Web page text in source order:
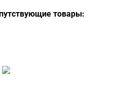
товары: